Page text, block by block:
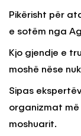
Pikërisht për
e sotëm nga
Kjo gjendje e
moshë nëse
Sipas
organizmat
moshuarit.